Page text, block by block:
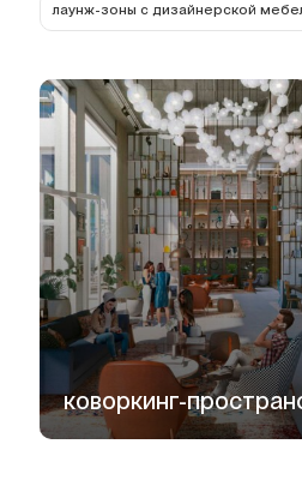
коворкинг-
лаунж-зоны с дизайнерской